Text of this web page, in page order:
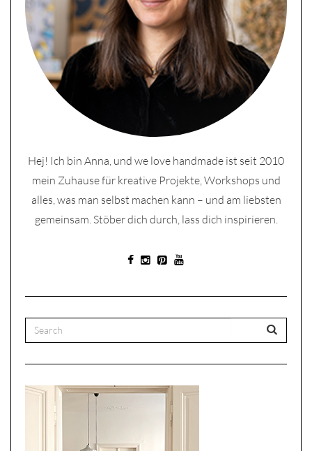
Hej! Ich bin Anna, und we love handmade ist seit 2010
mein Zuhause für kreative Projekte, Workshops und
alles, was man selbst machen kann – und am liebsten
gemeinsam. Stöber dich durch, lass dich inspirieren.